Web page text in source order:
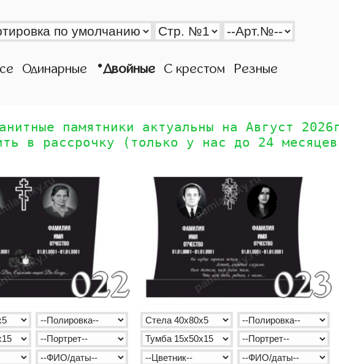
Одинарные •Двойные С крестом Резные
памятники актуальны на Август
в рассрочку (только у нас до 24